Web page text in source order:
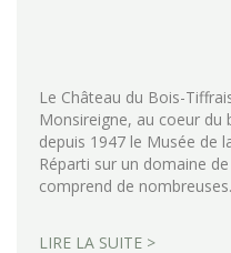
Le Château du Bois-
Monsireigne, au coeur du
depuis 1947 le Musée de
Réparti sur un domaine
comprend de
LIRE LA SUITE >